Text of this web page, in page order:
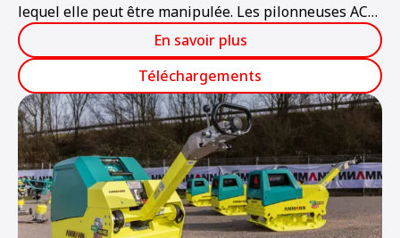
lequel elle peut être manipulée. Les pilonneuses ACR
60 et 68 d'Ammann sont adaptées de façon optimale
pour faire face aux différentes applications de travail
et aux changements d'opérateurs.
En savoir plus
Téléchargements